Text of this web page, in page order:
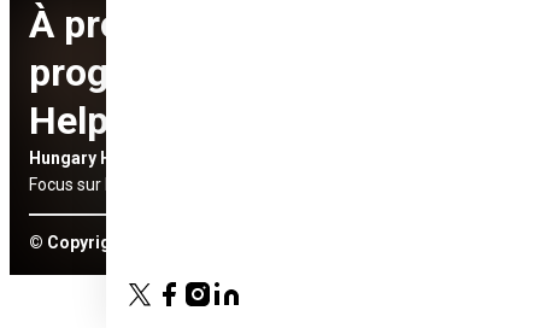
À propos du
programme Hungary
Helps
Hungary Helps Program
Focus sur la région du Sahel
© Copyright 2024 Hungary Helps